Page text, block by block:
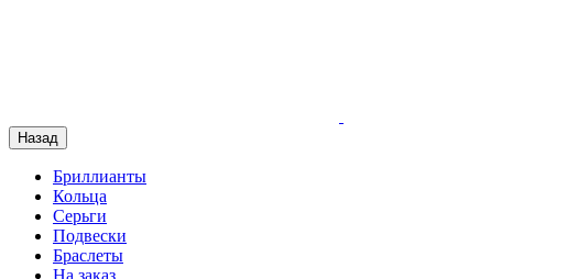
Назад
Бриллианты
Кольца
Серьги
Подвески
Браслеты
На заказ